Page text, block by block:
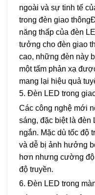
ngoài và sự tinh tế
trong đèn giao
năng thấp của đèn
tưởng cho đèn giao
cao, những đèn này
một tấm phản xạ
mang lại hiệu quả
5. Đèn LED trong
Các công nghệ mới
sáng, đặc biệt là đèn
ngắn. Mặc dù tốc độ
và dễ bị ảnh hưởng
hơn nhưng cường
độ truyền.
6. Đèn LED trong